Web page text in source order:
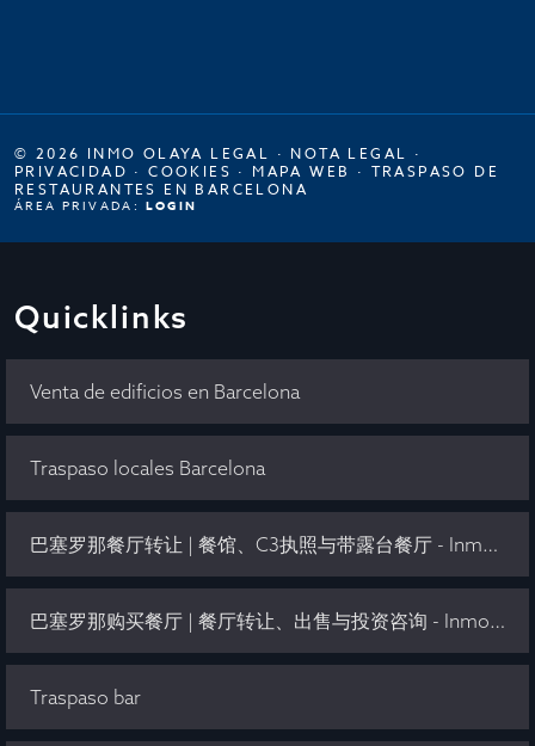
© 2026 INMO OLAYA LEGAL · NOTA LEGAL ·
PRIVACIDAD ·COOKIES · MAPA WEB · TRASPASO DE
RESTAURANTES EN BARCELONA
ÁREA PRIVADA: LOGIN
Quicklinks
Venta de edificios en Barcelona
Traspaso locales Barcelona
巴塞罗那餐厅转让 | 餐馆、C3执照与带露台餐厅 - Inmo Olaya
巴塞罗那购买餐厅 | 餐厅转让、出售与投资咨询 - Inmo Olaya
Traspaso bar